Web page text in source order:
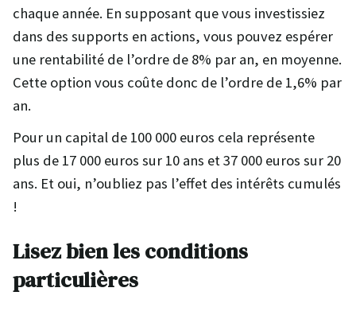
chaque année. En supposant que vous investissiez
dans des supports en actions, vous pouvez espérer
une rentabilité de l’ordre de 8% par an, en moyenne.
Cette option vous coûte donc de l’ordre de 1,6% par
an.
Pour un capital de 100 000 euros cela représente
plus de 17 000 euros sur 10 ans et 37 000 euros sur 20
ans. Et oui, n’oubliez pas l’effet des intérêts cumulés
!
Lisez bien les conditions
particulières